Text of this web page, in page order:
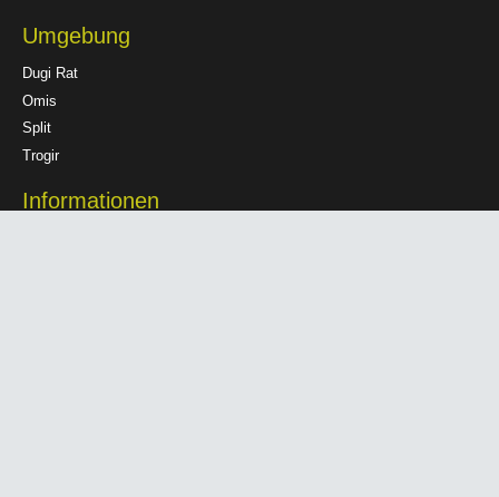
Umgebung
Dugi Rat
Omis
Split
Trogir
Informationen